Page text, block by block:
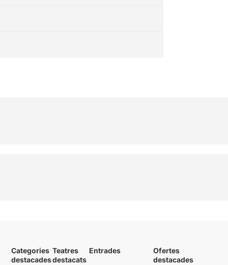
Categories
destacades
Teatres
destacats
Entrades
Ofertes
destacades